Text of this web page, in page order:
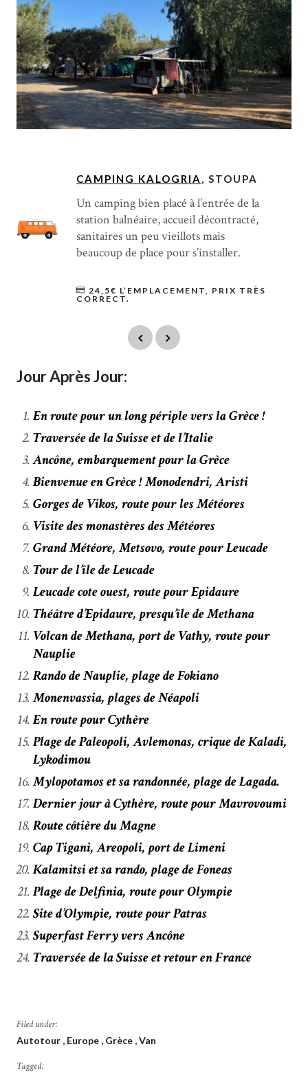
CAMPING KALOGRIA, STOUPA
Un camping bien placé à l’entrée de la
station balnéaire, accueil décontracté,
sanitaires un peu vieillots mais
beaucoup de place pour s’installer.
24,5€ L’EMPLACEMENT, PRIX TRÈS
CORRECT.
Jour Après Jour:
En route pour un long périple vers la Grèce !
Traversée de la Suisse et de l’Italie
Ancône, embarquement pour la Grèce
Bienvenue en Grèce ! Monodendri, Aristi
Gorges de Vikos, route pour les Météores
Visite des monastères des Météores
Grand Météore, Metsovo, route pour Leucade
Tour de l’île de Leucade
Leucade cote ouest, route pour Epidaure
Théâtre d’Epidaure, presqu’île de Methana
Volcan de Methana, port de Vathy, route pour
Nauplie
Rando de Nauplie, plage de Fokiano
Monenvassia, plages de Néapoli
En route pour Cythère
Plage de Paleopoli, Avlemonas, crique de Kaladi,
Lykodimou
Mylopotamos et sa randonnée, plage de Lagada.
Dernier jour à Cythère, route pour Mavrovoumi
Route côtière du Magne
Cap Tigani, Areopoli, port de Limeni
Kalamitsi et sa rando, plage de Foneas
Plage de Delfinia, route pour Olympie
Site d’Olympie, route pour Patras
Superfast Ferry vers Ancône
Traversée de la Suisse et retour en France
Filed under:
Autotour Europe Grèce Van
Tagged: